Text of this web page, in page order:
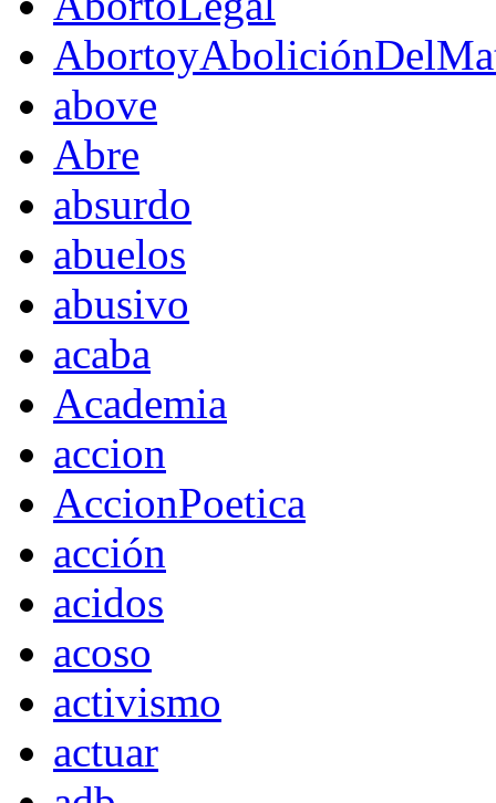
above
Abre
absurdo
abuelos
abusivo
acaba
Academia
accion
AccionPoetica
acción
acidos
acoso
activismo
actuar